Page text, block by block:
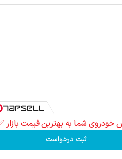
خودروی شما به بهترین قیمت بازار
ثبت درخواست